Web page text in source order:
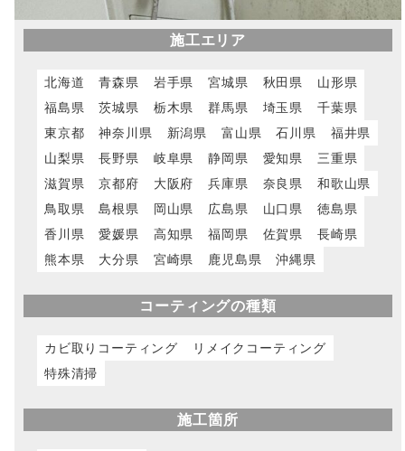
施工エリア
北海道 青森県 岩手県 宮城県 秋田県
山形県
福島県
茨城県 栃木県 群馬県 埼玉県
千葉県
東京都
神奈川県 新潟県 富山県 石川県
福井県
山梨県
長野県 岐阜県 静岡県 愛知県
三重県
滋賀県
京都府 大阪府 兵庫県 奈良県
和歌山県
鳥取県
島根県 岡山県 広島県 山口県
徳島県
香川県
愛媛県 高知県 福岡県 佐賀県
長崎県
熊本県
大分県 宮崎県 鹿児島県 沖縄県
コーティングの種類
カビ取りコーティング
リメイクコーティング
特殊清掃
施工箇所